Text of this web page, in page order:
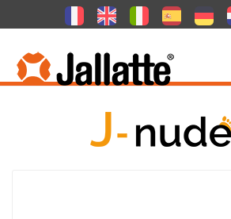
PRODOTTI > COLLEZIONI >